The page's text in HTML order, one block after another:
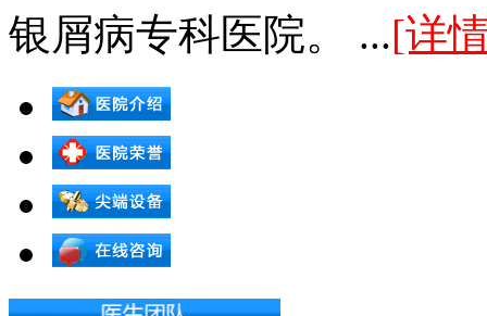
银屑病专科医院。 ...[详